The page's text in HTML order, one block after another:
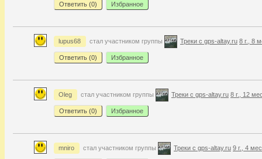
Ответить (0) Избранное
lupus68 стал участником группы Треки с gps-altay.ru 8 г., 8
Ответить (0) Избранное
Oleg стал участником группы Треки с gps-altay.ru 8 г., 12
Ответить (0) Избранное
mniro стал участником группы Треки с gps-altay.ru 9 г., 4